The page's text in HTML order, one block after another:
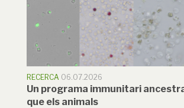
RECERCA 06.07.2026
Un programa immunitari
que els animals